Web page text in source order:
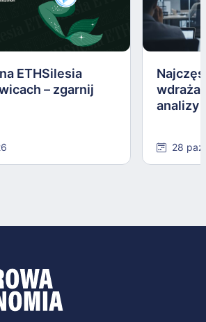
ETHSilesia
– zgarnij
analizy
28